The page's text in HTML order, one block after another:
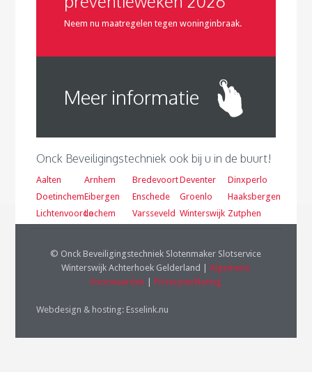
Neem nu maatregelen tegen woninginbraak.
Meer informatie
Onck Beveiligingstechniek ook bij u in de buurt!
Aalten Arnhem BredevoortDeventer
Dinxperlo
DoetinchemEibergen Enschede Groenlo
Haaksbergen
LichtenvoordeLochem Varsseveld Winterswijk Zutphen
© Onck Beveiligingstechniek Slotenmaker Slotservice
Winterswijk Achterhoek Gelderland |Algemene
Voorwaarden |Privacyverklaring
Webdesign & hosting: Esselink.nu